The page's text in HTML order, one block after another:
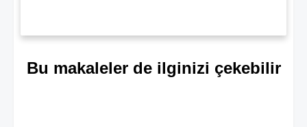
Bu makaleler de ilginizi çekebilir